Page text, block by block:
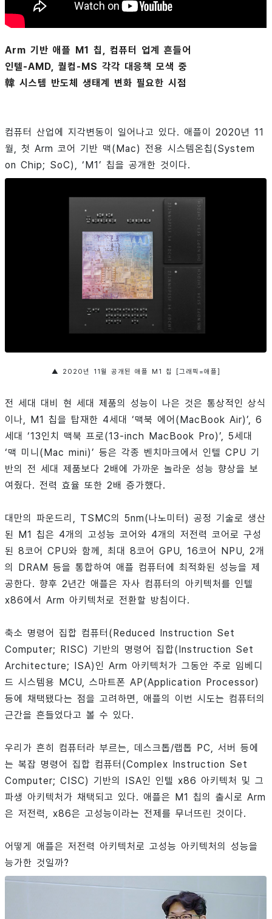
Arm 기반 애플 M1 칩, 컴퓨터 업계 흔들어
인텔-AMD, 퀄컴-MS 각각 대응책 모색 중
韓 시스템 반도체 생태계 변화 필요한 시점
컴퓨터 산업에 지각변동이 일어나고 있다. 애플이 2020년 11
월, 첫 Arm 코어 기반 맥(Mac) 전용 시스템온칩(System
on Chip; SoC), ‘M1’ 칩을 공개한 것이다.
▲ 2020년 11월 공개된 애플 M1 칩 [그래픽=애플]
전 세대 대비 현 세대 제품의 성능이 나은 것은 통상적인 상식
이나, M1 칩을 탑재한 4세대 ‘맥북 에어(MacBook Air)’, 6
세대 ‘13인치 맥북 프로(13-inch MacBook Pro)’, 5세대
‘맥 미니(Mac mini)’ 등은 각종 벤치마크에서 인텔 CPU 기
반의 전 세대 제품보다 2배에 가까운 놀라운 성능 향상을 보
여줬다. 전력 효율 또한 2배 증가했다.
대만의 파운드리, TSMC의 5nm(나노미터) 공정 기술로 생산
된 M1 칩은 4개의 고성능 코어와 4개의 저전력 코어로 구성
된 8코어 CPU와 함께, 최대 8코어 GPU, 16코어 NPU, 2개
의 DRAM 등을 통합하여 애플 컴퓨터에 최적화된 성능을 제
공한다. 향후 2년간 애플은 자사 컴퓨터의 아키텍처를 인텔
x86에서 Arm 아키텍처로 전환할 방침이다.
축소 명령어 집합 컴퓨터(Reduced Instruction Set
Computer; RISC) 기반의 명령어 집합(Instruction Set
Architecture; ISA)인 Arm 아키텍처가 그동안 주로 임베디
드 시스템용 MCU, 스마트폰 AP(Application Processor)
등에 채택됐다는 점을 고려하면, 애플의 이번 시도는 컴퓨터의
근간을 흔들었다고 볼 수 있다.
우리가 흔히 컴퓨터라 부르는, 데스크톱/랩톱 PC, 서버 등에
는 복잡 명령어 집합 컴퓨터(Complex Instruction Set
Computer; CISC) 기반의 ISA인 인텔 x86 아키텍처 및 그
파생 아키텍처가 채택되고 있다. 애플은 M1 칩의 출시로 Arm
은 저전력, x86은 고성능이라는 전제를 무너뜨린 것이다.
어떻게 애플은 저전력 아키텍처로 고성능 아키텍처의 성능을
능가한 것일까?